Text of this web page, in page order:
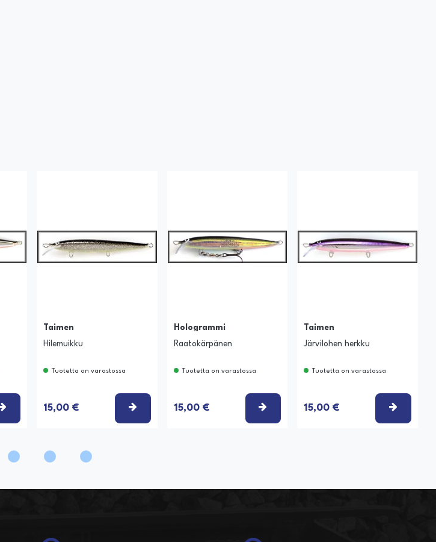
VALITSE VAIHTOEHTO
Taimen
Hilemuikku
Tuotetta on varastossa
15,00 € VALITSE VAIHTOEHTO
Hologrammi
Raatokärpänen
Tuotetta on varastossa
15,00 € VALITSE VAIHTOEHTO
Taimen
Järvilohen herkku
Tuotetta on varastossa
15,00 €